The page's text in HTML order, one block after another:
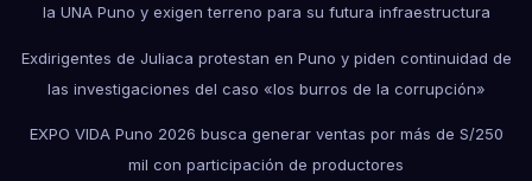
la UNA Puno y exigen terreno para su futura infraestructura
Exdirigentes de Juliaca protestan en Puno y piden continuidad de
las investigaciones del caso «los burros de la corrupción»
EXPO VIDA Puno 2026 busca generar ventas por más de S/250
mil con participación de productores